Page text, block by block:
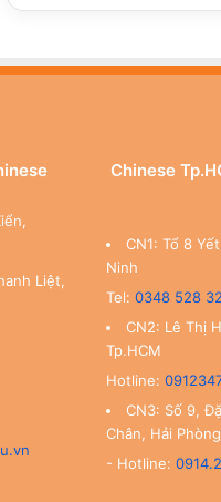
Liệt,
Chinese
CN1: Tổ 8
Ninh
Tel: 0348 528
CN2: Lê Thị
Tp.HCM
Hotline:
CN3: Số 9,
Chân, Hải Phòng
- Hotline: